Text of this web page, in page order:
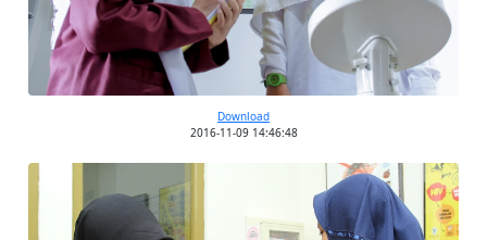
Download
2016-11-09 14:46:48